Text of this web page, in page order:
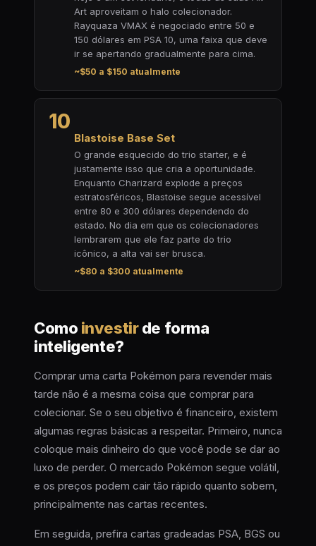
Art aproveitam o halo colecionador.
Rayquaza VMAX é negociado entre 50 e
150 dólares em PSA 10, uma faixa que deve
ir se apertando gradualmente para cima.
~$50 a $150 atualmente
10
Blastoise Base Set
O grande esquecido do trio starter, e é
justamente isso que cria a oportunidade.
Enquanto Charizard explode a preços
estratosféricos, Blastoise segue acessível
entre 80 e 300 dólares dependendo do
estado. No dia em que os colecionadores
lembrarem que ele faz parte do trio
icônico, a alta vai ser brusca.
~$80 a $300 atualmente
Como investirde forma
inteligente?
Comprar uma carta Pokémon para revender mais
tarde não é a mesma coisa que comprar para
colecionar. Se o seu objetivo é financeiro, existem
algumas regras básicas a respeitar. Primeiro, nunca
coloque mais dinheiro do que você pode se dar ao
luxo de perder. O mercado Pokémon segue volátil,
e os preços podem cair tão rápido quanto sobem,
principalmente nas cartas recentes.
Em seguida, prefira cartas gradeadas PSA, BGS ou